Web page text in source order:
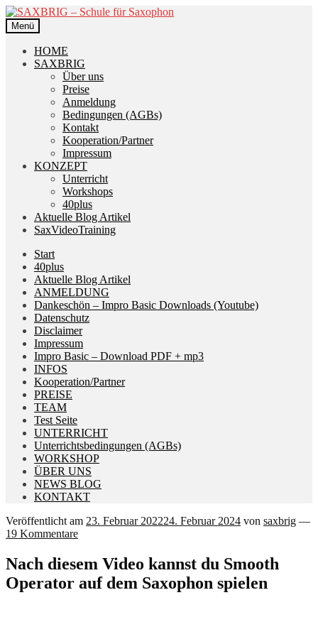
Zur
Navigation
springen
Zum
Inhalt
springen
Menü
HOME
SAXBRIG
Über uns
Preise
Anmeldung
Bedingungen (AGBs)
Kontakt
Kooperation/Partner
Impressum
KONZEPT
Unterricht
Workshops
40plus
Aktuelle Blog Artikel
SaxVideoTraining
Start
40plus
Aktuelle Blog Artikel
ANMELDUNG
Dankeschön – Impro Basic Downloads (Youtube)
Datenschutz
Disclaimer
Impressum
Impro Basic – Download PDF + mp3
INFOS
Kooperation/Partner
PREISE
TEAM
Test Seite
UNTERRICHT
Unterrichtsbedingungen (AGBs)
WORKSHOP
ÜBER UNS
NEWS BLOG
KONTAKT
Veröffentlicht am 23. Februar 202224. Februar 2024 von saxbrig —
19 Kommentare
Nach diesem Video kannst du Smooth
Operator auf dem Saxophon spielen